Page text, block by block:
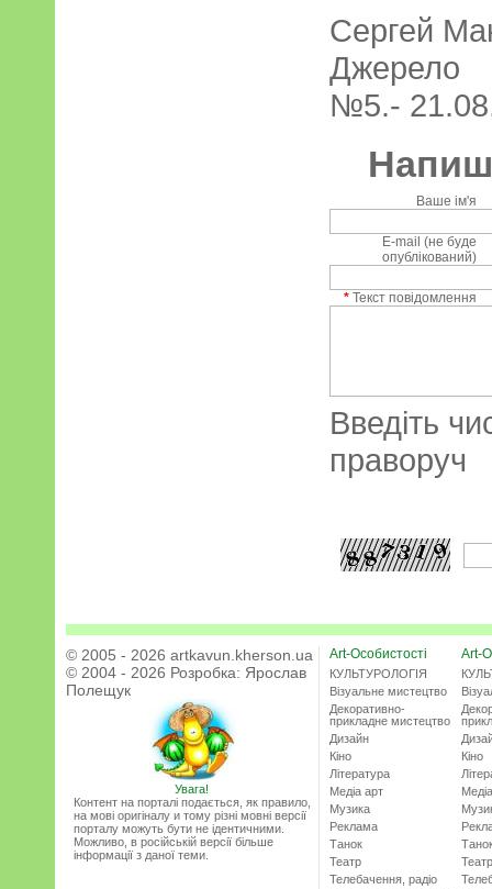
Сергей
Джерело
№5.-
Ваше ім'я
E-mail (не буде
опублікований)
* Текст повідомлення
Введіть
праворуч
© 2005 - 2026 artkavun.kherson.ua
© 2004 - 2026 Розробка: Ярослав
Полещук
Увага!
Контент на порталі подається, як правило,
на мові оригіналу и тому різні мовні версії
порталу можуть бути не ідентичними.
Можливо, в російській версії більше
інформації з даної теми.
Art-Особистості
КУЛЬТУРОЛОГІЯ
Візуальне мистецтво
Декоративно-
прикладне мистецтво
Дизайн
Кіно
Література
Медіа арт
Музика
Реклама
Танок
Театр
Телебачення, радіо
Art-
Кіно
Театр